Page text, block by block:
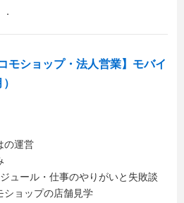
モショップ・法人営業】モバイ
の運営
ュール・仕事のやりがいと失敗談
ョップの店舗見学